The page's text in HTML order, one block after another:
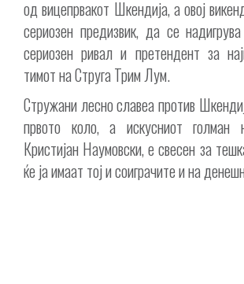
од вицепрвакот Шкендија, а овој
сериозен предизвик, да се
сериозен ривал и претендент за
тимот на Струга Трим Лум.
Стружани лесно славеа против
првото коло, а искусниот
Кристијан Наумовски, е свесен за
ќе ја имаат тој и соиграчите и на